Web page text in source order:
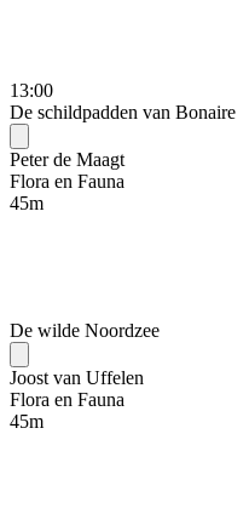
13:00
De schildpadden van Bonaire
Peter de Maagt
Flora en Fauna
45m
De wilde Noordzee
Joost van Uffelen
Flora en Fauna
45m